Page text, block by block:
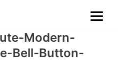
Modern-
Bell-Button-